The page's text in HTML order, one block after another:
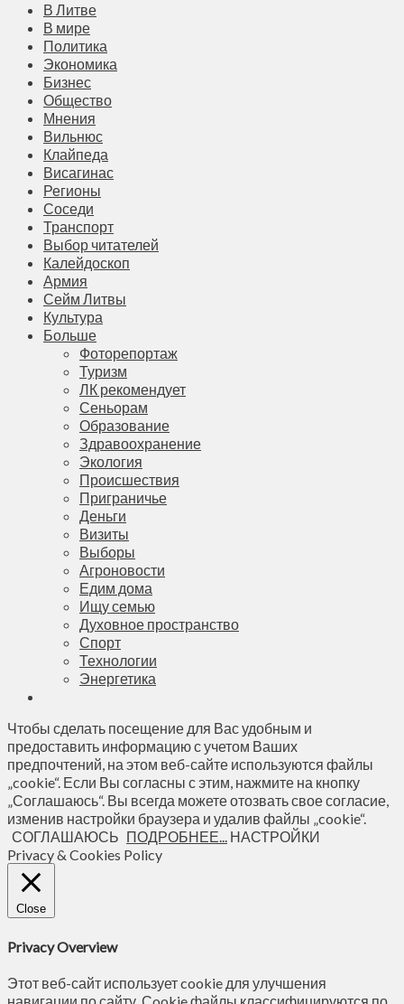
В Литве
В мире
Политика
Экономика
Бизнес
Общество
Мнения
Вильнюс
Клайпеда
Висагинас
Регионы
Соседи
Транспорт
Выбор читателей
Калейдоскоп
Армия
Сейм Литвы
Культура
Больше
Фоторепортаж
Туризм
ЛК рекомендует
Сеньорам
Образование
Здравоохранение
Экология
Происшествия
Приграничье
Деньги
Визиты
Выборы
Агроновости
Едим дома
Ищу семью
Духовное пространство
Спорт
Технологии
Энергетика
Чтобы сделать посещение для Вас удобным и
предоставить информацию с учетом Ваших
предпочтений, на этом веб-сайте используются файлы
„cookie“. Если Вы согласны с этим, нажмите на кнопку
„Соглашаюсь“. Вы всегда можете отозвать свое согласие,
изменив настройки браузера и удалив файлы „cookie“.
СОГЛАШАЮСЬ ПОДРОБНЕЕ... НАСТРОЙКИ
Privacy & Cookies Policy
Close
Privacy Overview
Этот веб-сайт использует cookie для улучшения